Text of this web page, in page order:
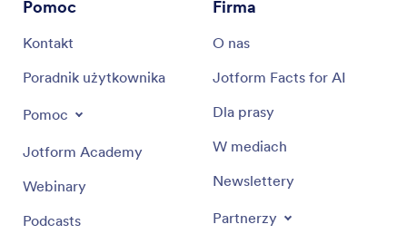
Pomoc
Kontakt
Poradnik użytkownika
Pomoc
Jotform Academy
Webinary
Podcasts
Firma
O nas
Jotform Facts for AI
Dla prasy
W mediach
Newslettery
Partnerzy